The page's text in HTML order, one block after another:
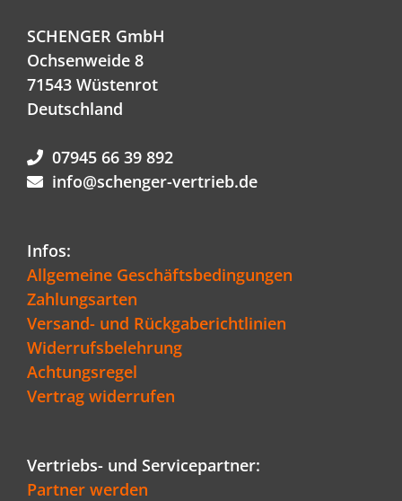
WARENKORB
PRODUCTS
SCHENGER GmbH
Ochsenweide 8
71543 Wüstenrot
Deutschland
07945 66 39 892
info@schenger-vertrieb.de
Infos:
Allgemeine Geschäftsbedingungen
Zahlungsarten
Versand- und Rückgaberichtlinien
Widerrufsbelehrung
Achtungsregel
Vertrag widerrufen
Vertriebs- und Servicepartner:
Partner werden